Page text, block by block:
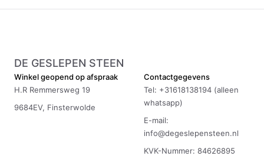
DE GESLEPEN STEEN
Winkel geopend op afspraak
H.R Remmersweg 19
9684EV, Finsterwolde
Contactgegevens
Tel: +31618138194 (alleen
whatsapp)
E-mail:
info@degeslepensteen.nl
KVK-Nummer: 84626895